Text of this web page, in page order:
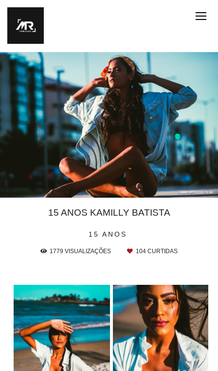
15 ANOS
15 ANOS KAMILLY BATISTA
1779 VISUALIZAÇÕES 104 CURTIDAS